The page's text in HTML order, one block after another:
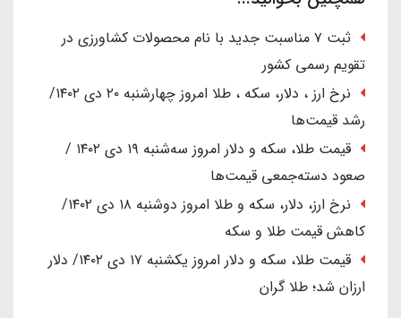
ثبت ۷ مناسبت جدید با نام محصولات کشاورزی در
تقویم رسمی کشور
نرخ ارز ، دلار، سکه ، طلا امروز چهارشنبه ۲۰ دی ۱۴۰۲/
رشد قیمت‌ها
قیمت طلا، سکه و دلار امروز سه‌شنبه ۱۹ دی ۱۴۰۲ /
صعود دسته‌جمعی قیمت‌ها
نرخ ارز، دلار، سکه و طلا امروز دوشنبه ۱۸ دی ۱۴۰۲/
کاهش قیمت طلا و سکه
قیمت طلا، سکه و دلار امروز یکشنبه ۱۷ دی ۱۴۰۲/ دلار
ارزان شد؛ طلا گران